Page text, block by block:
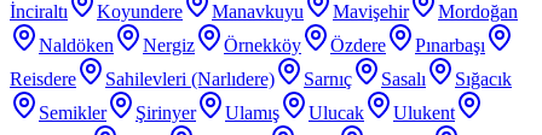
İnciraltı
Koyundere Manavkuyu Mavişehir
Mordoğan
Naldöken
Nergiz Örnekköy Özdere
Pınarbaşı
Reisdere
Sahilevleri (Narlıdere) Sarnıç Sasalı
Sığacık
Semikler
Şirinyer Ulamış Ulucak
Ulukent